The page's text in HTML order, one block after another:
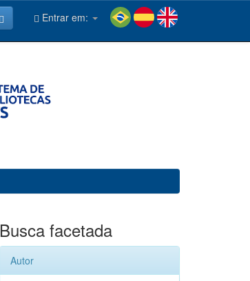
Entrar em:
Busca facetada
Autor